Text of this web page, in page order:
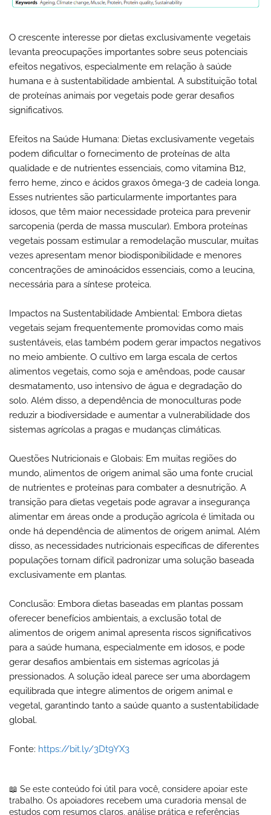
O crescente interesse por dietas exclusivamente vegetais
levanta preocupações importantes sobre seus potenciais
efeitos negativos, especialmente em relação à saúde
humana e à sustentabilidade ambiental. A substituição total
de proteínas animais por vegetais pode gerar desafios
significativos.
Efeitos na Saúde Humana: Dietas exclusivamente vegetais
podem dificultar o fornecimento de proteínas de alta
qualidade e de nutrientes essenciais, como vitamina B12,
ferro heme, zinco e ácidos graxos ômega-3 de cadeia longa.
Esses nutrientes são particularmente importantes para
idosos, que têm maior necessidade proteica para prevenir
sarcopenia (perda de massa muscular). Embora proteínas
vegetais possam estimular a remodelação muscular, muitas
vezes apresentam menor biodisponibilidade e menores
concentrações de aminoácidos essenciais, como a leucina,
necessária para a síntese proteica.
Impactos na Sustentabilidade Ambiental: Embora dietas
vegetais sejam frequentemente promovidas como mais
sustentáveis, elas também podem gerar impactos negativos
no meio ambiente. O cultivo em larga escala de certos
alimentos vegetais, como soja e amêndoas, pode causar
desmatamento, uso intensivo de água e degradação do
solo. Além disso, a dependência de monoculturas pode
reduzir a biodiversidade e aumentar a vulnerabilidade dos
sistemas agrícolas a pragas e mudanças climáticas.
Questões Nutricionais e Globais: Em muitas regiões do
mundo, alimentos de origem animal são uma fonte crucial
de nutrientes e proteínas para combater a desnutrição. A
transição para dietas vegetais pode agravar a insegurança
alimentar em áreas onde a produção agrícola é limitada ou
onde há dependência de alimentos de origem animal. Além
disso, as necessidades nutricionais específicas de diferentes
populações tornam difícil padronizar uma solução baseada
exclusivamente em plantas.
Conclusão: Embora dietas baseadas em plantas possam
oferecer benefícios ambientais, a exclusão total de
alimentos de origem animal apresenta riscos significativos
para a saúde humana, especialmente em idosos, e pode
gerar desafios ambientais em sistemas agrícolas já
pressionados. A solução ideal parece ser uma abordagem
equilibrada que integre alimentos de origem animal e
vegetal, garantindo tanto a saúde quanto a sustentabilidade
global.
Fonte: https://bit.ly/3Dt9YX3
📖 Se este conteúdo foi útil para você, considere apoiar este
trabalho. Os apoiadores recebem uma curadoria mensal de
estudos com resumos claros, análise prática e referências